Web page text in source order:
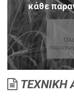
κάθε
ΤΕΧΝΙΚΗ